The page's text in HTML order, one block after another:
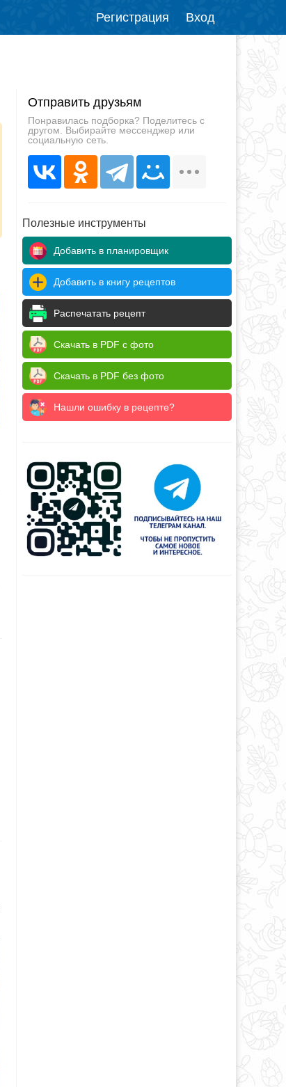
Регистрация Вход
Отправить друзьям
Понравилась подборка? Поделитесь с
другом. Выбирайте мессенджер или
социальную сеть.
Полезные инструменты
Добавить в планировщик
Добавить в книгу рецептов
Распечатать рецепт
Скачать в PDF с фото
Скачать в PDF без фото
Нашли ошибку в рецепте?